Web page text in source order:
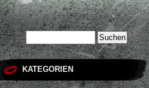
KATEGORIEN